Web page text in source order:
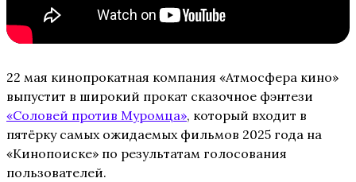
22 мая кинопрокатная компания «Атмосфера кино»
выпустит в широкий прокат сказочное фэнтези
«Соловей против Муромца», который входит в
пятёрку самых ожидаемых фильмов 2025 года на
«Кинопоиске» по результатам голосования
пользователей.